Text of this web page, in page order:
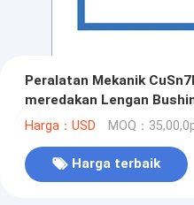
Peralatan Mekanik
meredakan Lengan
Harga：USD MOQ：
Harga terbaik